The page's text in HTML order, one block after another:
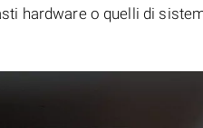
hardware o quelli di